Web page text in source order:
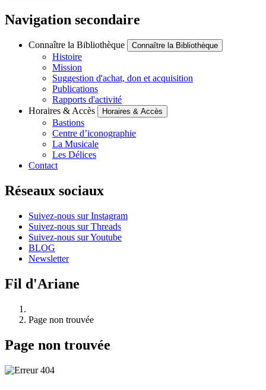
Navigation secondaire
Connaître la Bibliothèque Connaître la Bibliothèque
Histoire
Mission
Suggestion d'achat, don et acquisition
Publications
Rapports d'activité
Horaires & Accès
Horaires & Accès
Bastions
Centre d’iconographie
La Musicale
Les Délices
Contact
Réseaux sociaux
Suivez-nous sur Instagram
Suivez-nous sur Threads
Suivez-nous sur Youtube
BLOG
Newsletter
Fil d'Ariane
Page non trouvée
Page non trouvée